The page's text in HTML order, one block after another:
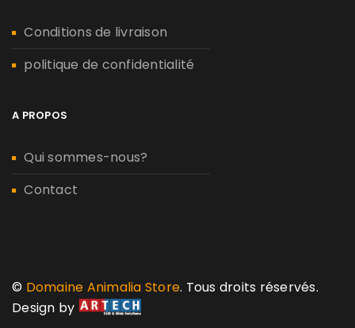
Conditions de livraison
politique de confidentialité
A PROPOS
Qui sommes-nous?
Contact
© Domaine Animalia Store. Tous droits réservés.
Design by